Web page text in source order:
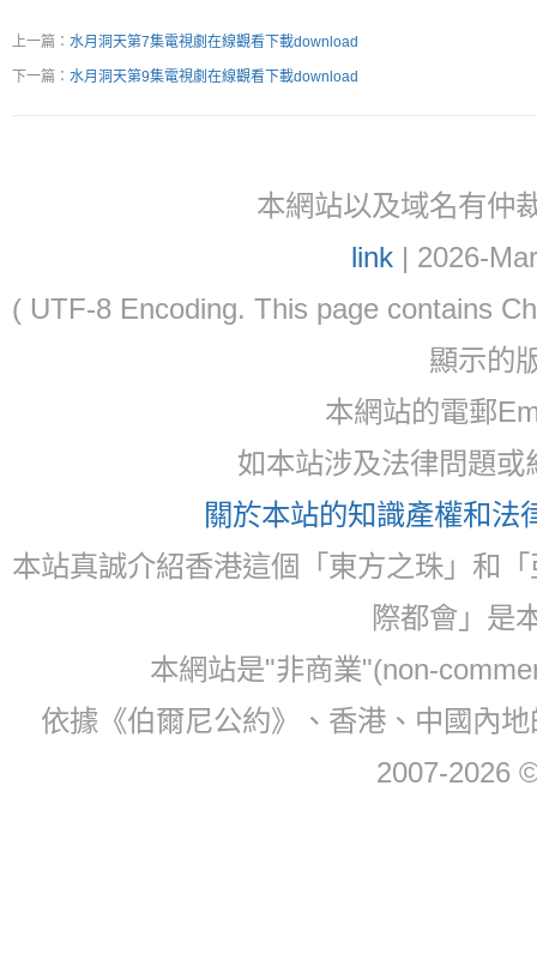
上一篇： 水月洞天第7集電視劇在線觀看下載download
下一篇： 水月洞天第9集電視劇在線觀看下載download
本網站以及域名有仲
link| 2026-
( UTF-8 Encoding. This page contains
顯示的
本網站的電郵
如本站涉及法律問題
關於本站的知識產權和法
本站真誠介紹香港這個「東方之珠」和
際都會」是
本網站是"非商業"(non-
依據《伯爾尼公約》、香港、中國內
2007-2026